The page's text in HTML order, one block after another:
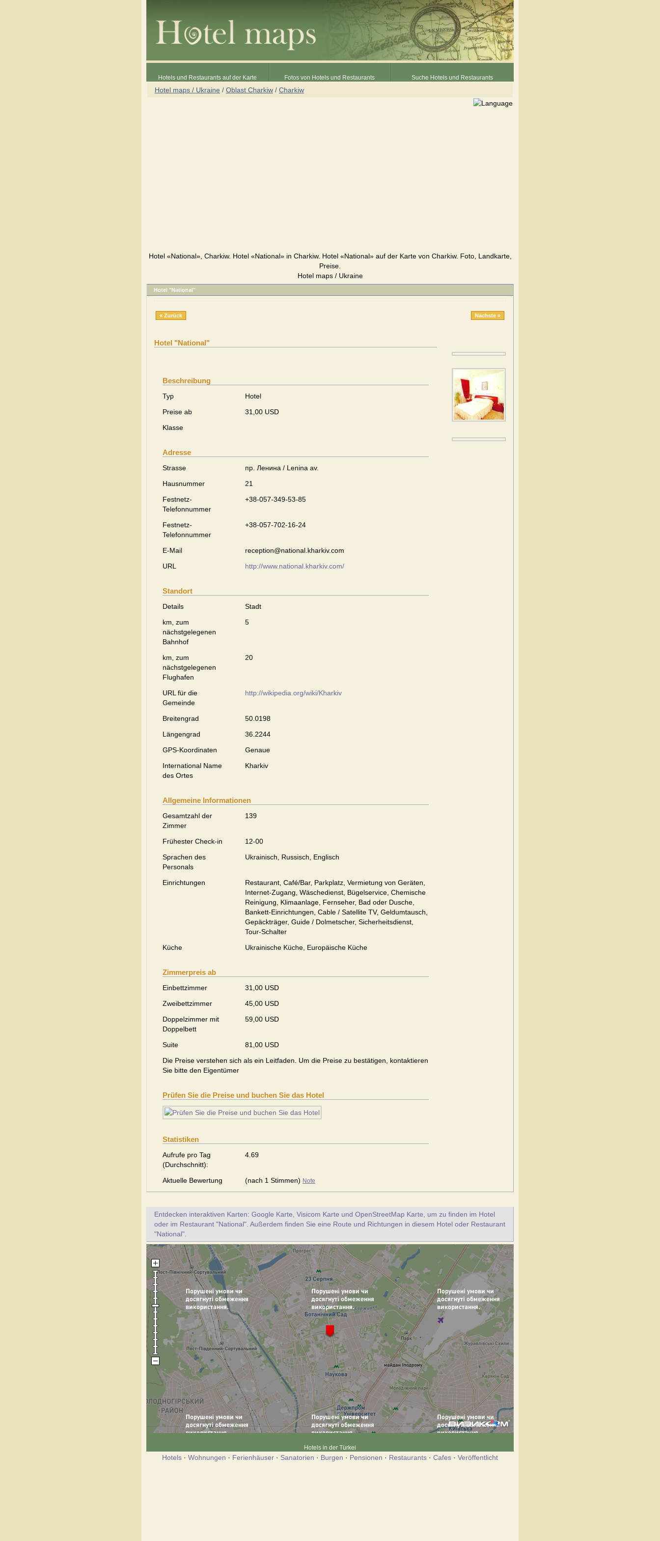
Hotels und Restaurants auf der Karte Fotos von Hotels und Restaurants Suche Hotels und Restaurants
Hotel maps / Ukraine / Oblast Charkiw / Charkiw
Hotel «National», Charkiw. Hotel «National» in Charkiw. Hotel «National» auf der Karte von Charkiw. Foto, Landkarte,
Preise.
Hotel maps / Ukraine
Hotel "National"
« Zurück Nächste »
Hotel "National"
Beschreibung
Typ
Hotel
Preise ab
31,00 USD
Klasse
Adresse
Strasse
пр. Ленина / Lenina av.
Hausnummer
21
Festnetz-
Telefonnummer
+38-057-349-53-85
Festnetz-
Telefonnummer
+38-057-702-16-24
E-Mail
reception@national.kharkiv.com
URL
http://www.national.kharkiv.com/
Standort
Details
Stadt
km, zum
nächstgelegenen
Bahnhof
5
km, zum
nächstgelegenen
Flughafen
20
URL für die
Gemeinde
http://wikipedia.org/wiki/Kharkiv
Breitengrad
50.0198
Längengrad
36.2244
GPS-Koordinaten
Genaue
International Name
des Ortes
Kharkiv
Allgemeine Informationen
Gesamtzahl der
Zimmer
139
Frühester Check-in
12-00
Sprachen des
Personals
Ukrainisch, Russisch, Englisch
Einrichtungen
Restaurant, Café/Bar, Parkplatz, Vermietung von Geräten,
Internet-Zugang, Wäschedienst, Bügelservice, Chemische
Reinigung, Klimaanlage, Fernseher, Bad oder Dusche,
Bankett-Einrichtungen, Cable / Satellite TV, Geldumtausch,
Gepäckträger, Guide / Dolmetscher, Sicherheitsdienst,
Tour-Schalter
Küche
Ukrainische Küche, Europäische Küche
Zimmerpreis ab
Einbettzimmer
31,00 USD
Zweibettzimmer
45,00 USD
Doppelzimmer mit
Doppelbett
59,00 USD
Suite
81,00 USD
Die Preise verstehen sich als ein Leitfaden. Um die Preise zu bestätigen, kontaktieren
Sie bitte den Eigentümer
Prüfen Sie die Preise und buchen Sie das Hotel
Statistiken
Aufrufe pro Tag
(Durchschnitt):
4.69
Aktuelle Bewertung (nach 1 Stimmen) Note
Entdecken interaktiven Karten: Google Karte, Visicom Karte und OpenStreetMap Karte, um zu finden im Hotel
oder im Restaurant "National". Außerdem finden Sie eine Route und Richtungen in diesem Hotel oder Restaurant
"National".
Hotels in der Türkei
Hotels · Wohnungen · Ferienhäuser · Sanatorien · Burgen · Pensionen · Restaurants · Cafes · Veröffentlicht